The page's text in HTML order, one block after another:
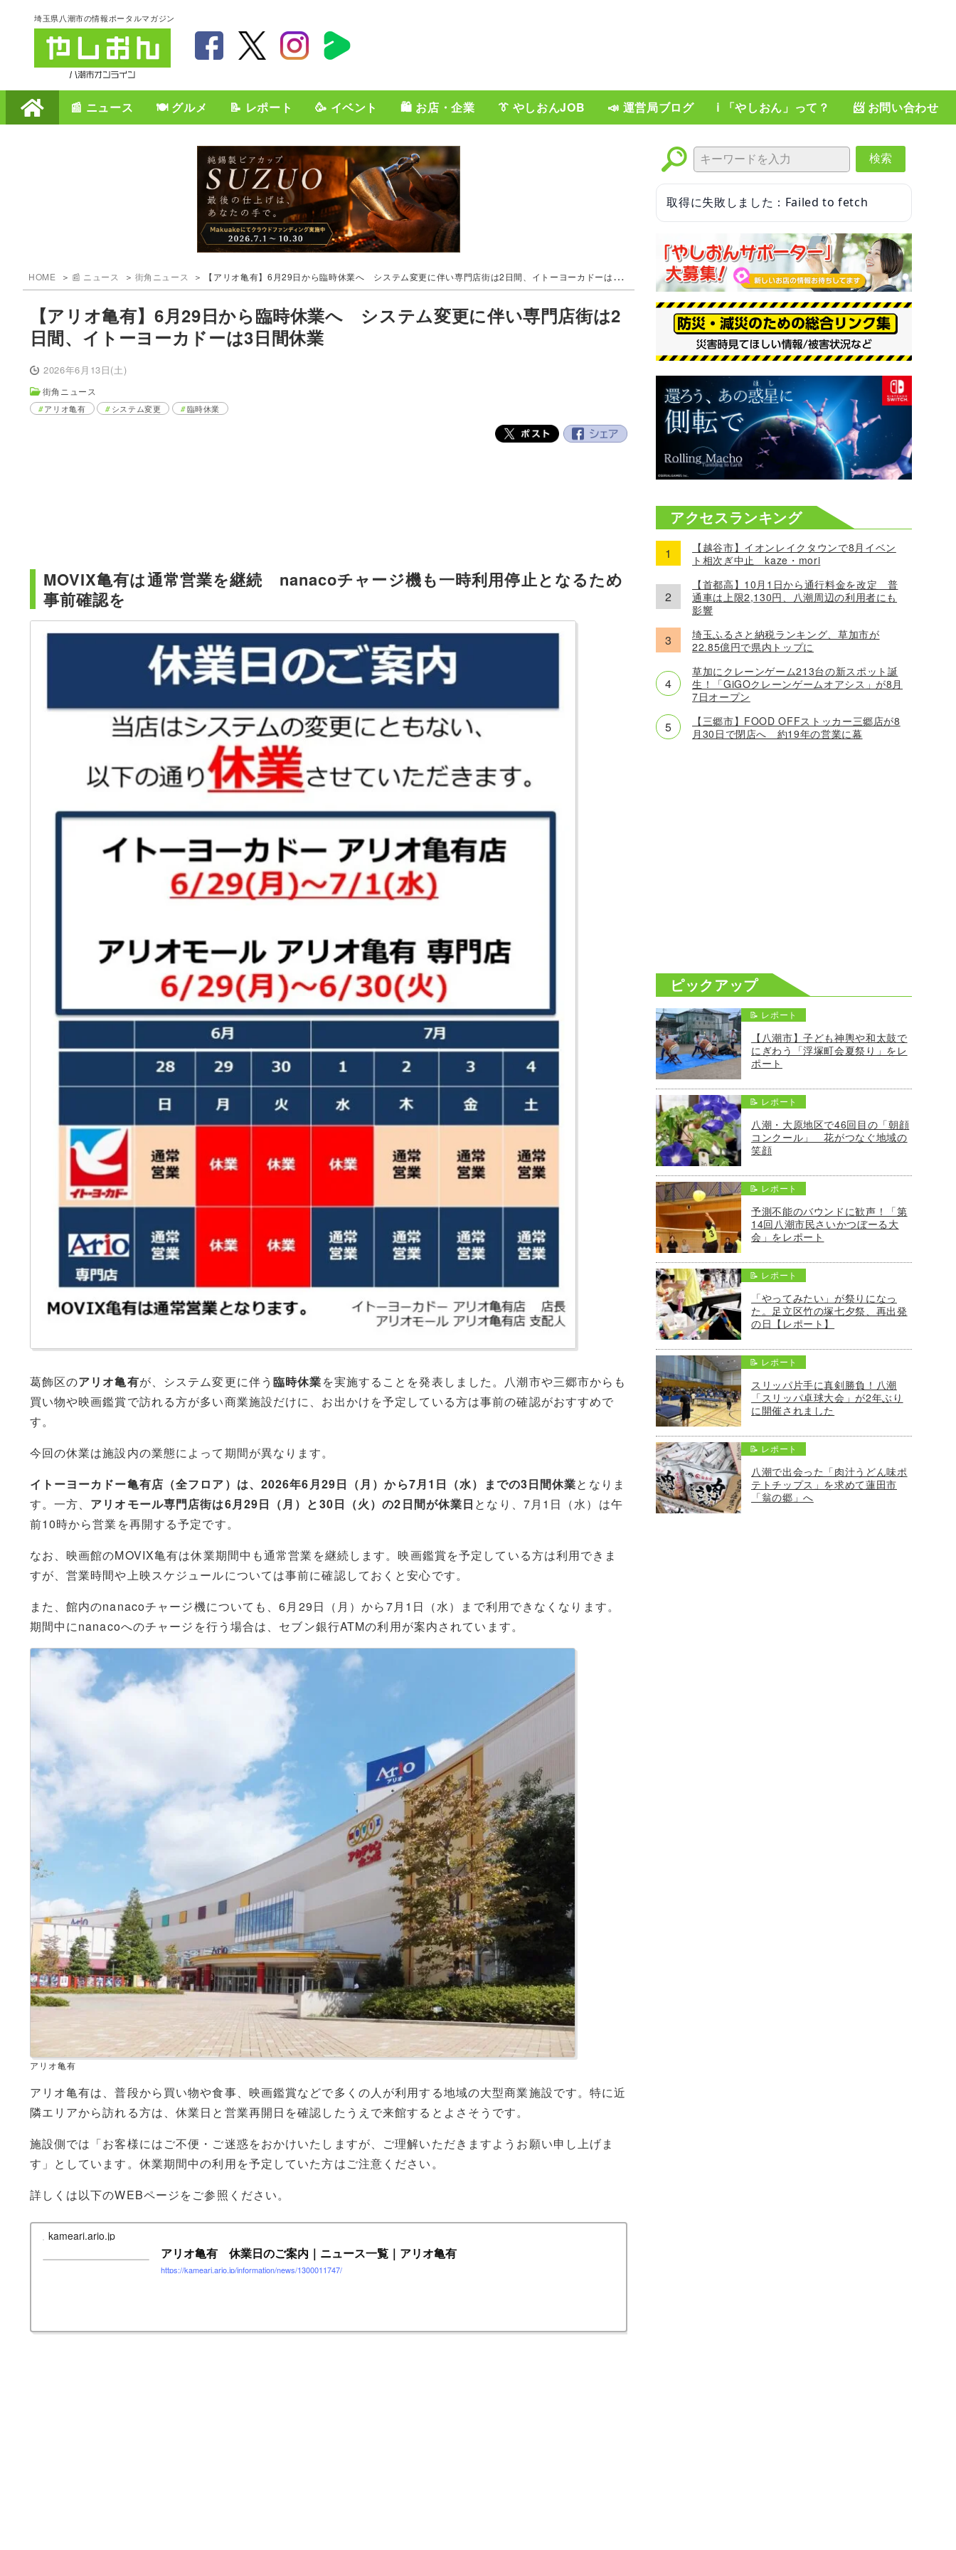
埼玉県八潮市の情報ポータルマガジン
📰 ニュース 🍽️ グルメ 📝 レポート 🥳 イベント 🛍️ お店・企業 👔 やしおんJOB 📣 運営局ブログ ℹ️ 「やしおん」って？ 📨 お問い合わせ
HOME 📰 ニュース 街角ニュース 【アリオ亀有】6月29日から臨時休業へ システム変更に伴い専門店街は2日間、イトーヨーカドーは3日間休業
【アリオ亀有】6月29日から臨時休業へ システム変更に伴い専門店街は2
日間、イトーヨーカドーは3日間休業
2026年6月13日(土)
街角ニュース
アリオ亀有 システム変更 臨時休業
MOVIX亀有は通常営業を継続 nanacoチャージ機も一時利用停止となるため
事前確認を
葛飾区のアリオ亀有が、システム変更に伴う臨時休業を実施することを発表しました。八潮市や三郷市からも
買い物や映画鑑賞で訪れる方が多い商業施設だけに、お出かけを予定している方は事前の確認がおすすめで
す。
今回の休業は施設内の業態によって期間が異なります。
イトーヨーカドー亀有店（全フロア）は、2026年6月29日（月）から7月1日（水）までの3日間休業となりま
す。一方、 アリオモール専門店街は6月29日（月）と30日（火）の2日間が休業日 となり、7月1日（水）は午
前10時から営業を再開する予定です。
なお、映画館のMOVIX亀有は休業期間中も通常営業を継続します。映画鑑賞を予定している方は利用できま
すが、営業時間や上映スケジュールについては事前に確認しておくと安心です。
また、館内のnanacoチャージ機についても、6月29日（月）から7月1日（水）まで利用できなくなります。
期間中にnanacoへのチャージを行う場合は、セブン銀行ATMの利用が案内されています。
アリオ亀有
アリオ亀有は、普段から買い物や食事、映画鑑賞などで多くの人が利用する地域の大型商業施設です。特に近
隣エリアから訪れる方は、休業日と営業再開日を確認したうえで来館するとよさそうです。
施設側では「お客様にはご不便・ご迷惑をおかけいたしますが、ご理解いただきますようお願い申し上げま
す」としています。休業期間中の利用を予定していた方はご注意ください。
詳しくは以下のWEBページをご参照ください。
kameari.ario.jp
アリオ亀有 休業日のご案内｜ニュース一覧｜アリオ亀有
https://kameari.ario.jp/information/news/1300011747/
検索
取得に失敗しました：Failed to fetch
アクセスランキング
【越谷市】イオンレイクタウンで8月イベン
ト相次ぎ中止 kaze・mori
【首都高】10月1日から通行料金を改定 普
通車は上限2,130円、八潮周辺の利用者にも
影響
埼玉ふるさと納税ランキング、草加市が
22.85億円で県内トップに
草加にクレーンゲーム213台の新スポット誕
生！「GiGOクレーンゲームオアシス」が8月
7日オープン
【三郷市】FOOD OFFストッカー三郷店が8
月30日で閉店へ 約19年の営業に幕
ピックアップ
📝 レポート
【八潮市】子ども神輿や和太鼓で
にぎわう「浮塚町会夏祭り」をレ
ポート
📝 レポート
八潮・大原地区で46回目の「朝顔
コンクール」 花がつなぐ地域の
笑顔
📝 レポート
予測不能のバウンドに歓声！「第
14回八潮市民さいかつぼーる大
会」をレポート
📝 レポート
「やってみたい」が祭りになっ
た。足立区竹の塚七夕祭、再出発
の日【レポート】
📝 レポート
スリッパ片手に真剣勝負！八潮
「スリッパ卓球大会」が2年ぶり
に開催されました
📝 レポート
八潮で出会った「肉汁うどん味ポ
テトチップス」を求めて蓮田市
「翁の郷」へ